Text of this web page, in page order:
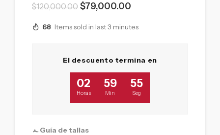
$120,000.00 $79,000.00
68 Items sold in last 3 minutes
El descuento termina en
02
Horas
59
Min
54
Seg
Guía de tallas